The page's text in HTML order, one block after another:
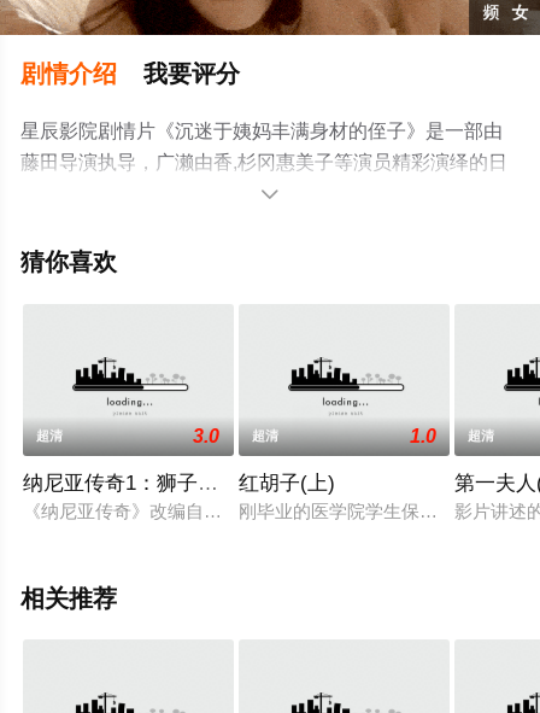
剧情介绍 我要评分
星辰影院剧情片《沉迷于姨妈丰满身材的侄子》是一部由
藤田导演执导，广濑由香,杉冈惠美子等演员精彩演绎的日
本电影，手机免费观看高清无删减完整版电影大全就上星
网等平台了解。

猜你喜欢
超清 3.0
纳尼亚传奇1：狮子，女巫与魔衣橱
《纳尼亚传奇》改编自同名畅销童话，其独特的魔幻设定和充
超清 1.0
红胡子(上)
刚毕业的医学院学生保本（加山雄三
超清
第一夫
影片讲述
相关推荐